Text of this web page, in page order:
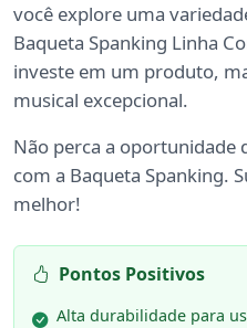
você explore uma
Baqueta Spanking Linha
investe em um produto,
musical excepcional.
Não perca a oportunidade
com a Baqueta Spanking.
melhor!
Pontos Positivos
Alta durabilidade para